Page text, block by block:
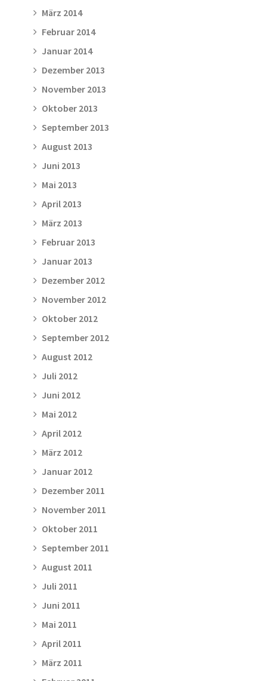
März 2014
Februar 2014
Januar 2014
Dezember 2013
November 2013
Oktober 2013
September 2013
August 2013
Juni 2013
Mai 2013
April 2013
März 2013
Februar 2013
Januar 2013
Dezember 2012
November 2012
Oktober 2012
September 2012
August 2012
Juli 2012
Juni 2012
Mai 2012
April 2012
März 2012
Januar 2012
Dezember 2011
November 2011
Oktober 2011
September 2011
August 2011
Juli 2011
Juni 2011
Mai 2011
April 2011
März 2011